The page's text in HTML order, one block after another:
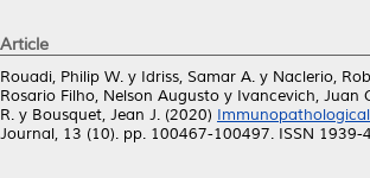
Article
Rouadi, Philip W. y Idriss, Samar A. y Naclerio,
Rosario Filho, Nelson Augusto y Ivancevich, Juan
R. y Bousquet, Jean J. (2020)
Journal, 13 (10). pp. 100467-100497. ISSN 1939-